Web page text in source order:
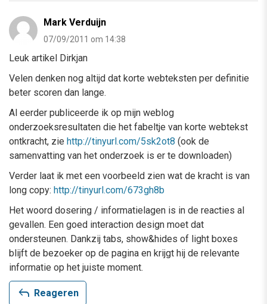
Mark Verduijn
07/09/2011 om 14:38
Leuk artikel Dirkjan
Velen denken nog altijd dat korte webteksten per definitie
beter scoren dan lange.
Al eerder publiceerde ik op mijn weblog
onderzoeksresultaten die het fabeltje van korte webtekst
ontkracht, zie http://tinyurl.com/5sk2ot8 (ook de
samenvatting van het onderzoek is er te downloaden)
Verder laat ik met een voorbeeld zien wat de kracht is van
long copy: http://tinyurl.com/673gh8b
Het woord dosering / informatielagen is in de reacties al
gevallen. Een goed interaction design moet dat
ondersteunen. Dankzij tabs, show&hides of light boxes
blijft de bezoeker op de pagina en krijgt hij de relevante
informatie op het juiste moment.
reply Reageren